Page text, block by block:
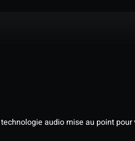
audio mise au point